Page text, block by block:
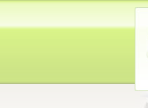
Panneau de gestion des cookies